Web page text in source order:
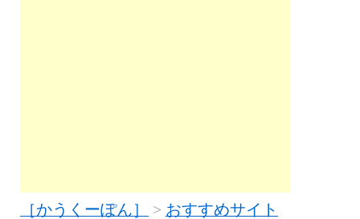
［かうくーぽん］ > おすすめサイト